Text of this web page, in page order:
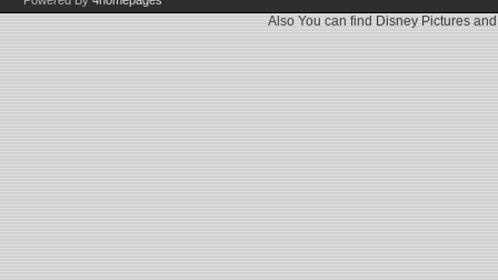
Also You can find Disney Pictures